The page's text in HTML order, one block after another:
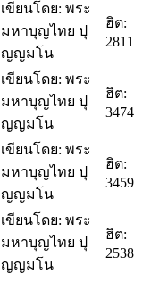
เขียนโดย: พระ
มหาบุญไทย ปุ
ญญมโน
ฮิต:
2811
เขียนโดย: พระ
มหาบุญไทย ปุ
ญญมโน
ฮิต:
3474
เขียนโดย: พระ
มหาบุญไทย ปุ
ญญมโน
ฮิต:
3459
เขียนโดย: พระ
มหาบุญไทย ปุ
ญญมโน
ฮิต:
2538